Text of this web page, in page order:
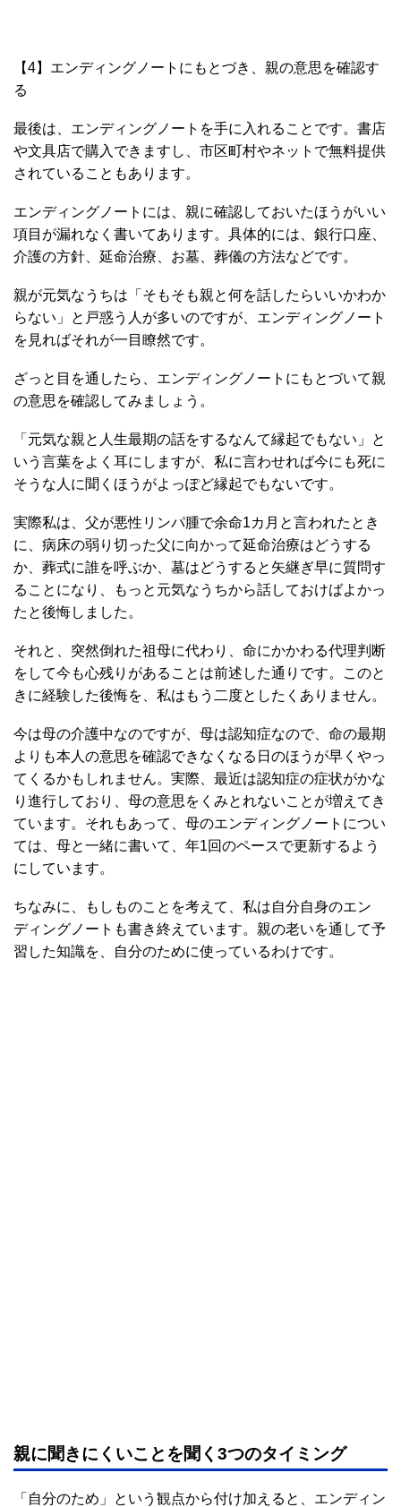
【4】エンディングノートにもとづき、親の意思を確認す
る
最後は、エンディングノートを手に入れることです。書店
や文具店で購入できますし、市区町村やネットで無料提供
されていることもあります。
エンディングノートには、親に確認しておいたほうがいい
項目が漏れなく書いてあります。具体的には、銀行口座、
介護の方針、延命治療、お墓、葬儀の方法などです。
親が元気なうちは「そもそも親と何を話したらいいかわか
らない」と戸惑う人が多いのですが、エンディングノート
を見ればそれが一目瞭然です。
ざっと目を通したら、エンディングノートにもとづいて親
の意思を確認してみましょう。
「元気な親と人生最期の話をするなんて縁起でもない」と
いう言葉をよく耳にしますが、私に言わせれば今にも死に
そうな人に聞くほうがよっぽど縁起でもないです。
実際私は、父が悪性リンパ腫で余命1カ月と言われたとき
に、病床の弱り切った父に向かって延命治療はどうする
か、葬式に誰を呼ぶか、墓はどうすると矢継ぎ早に質問す
ることになり、もっと元気なうちから話しておけばよかっ
たと後悔しました。
それと、突然倒れた祖母に代わり、命にかかわる代理判断
をして今も心残りがあることは前述した通りです。このと
きに経験した後悔を、私はもう二度としたくありません。
今は母の介護中なのですが、母は認知症なので、命の最期
よりも本人の意思を確認できなくなる日のほうが早くやっ
てくるかもしれません。実際、最近は認知症の症状がかな
り進行しており、母の意思をくみとれないことが増えてき
ています。それもあって、母のエンディングノートについ
ては、母と一緒に書いて、年1回のペースで更新するよう
にしています。
ちなみに、もしものことを考えて、私は自分自身のエン
ディングノートも書き終えています。親の老いを通して予
習した知識を、自分のために使っているわけです。
親に聞きにくいことを聞く3つのタイミング
「自分のため」という観点から付け加えると、エンディン